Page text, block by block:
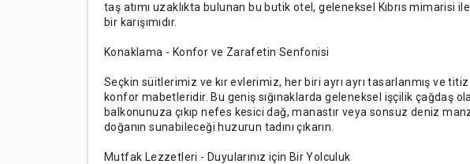
taş atımı uzaklıkta bulunan bu butik otel, geleneksel Kıbrıs mimarisi
bir karışımıdır.
Konaklama - Konfor ve Zarafetin Senfonisi
Seçkin süitlerimiz ve kır evlerimiz, her biri ayrı ayrı tasarlanmış ve
konfor mabetleridir. Bu geniş sığınaklarda geleneksel işçilik çağdaş
balkonunuza çıkıp nefes kesici dağ, manastır veya sonsuz deniz
doğanın sunabileceği huzurun tadını çıkarın.
Mutfak Lezzetleri - Duyularınız için Bir Yolculuk